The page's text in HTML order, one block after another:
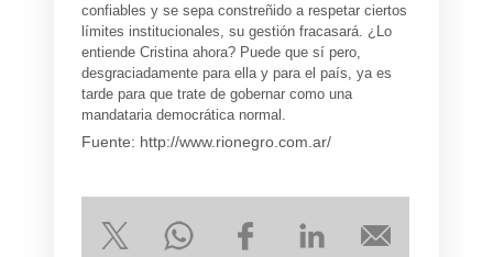
confiables y se sepa constreñido a respetar ciertos
límites institucionales, su gestión fracasará. ¿Lo
entiende Cristina ahora? Puede que sí pero,
desgraciadamente para ella y para el país, ya es
tarde para que trate de gobernar como una
mandataria democrática normal.
Fuente: http://www.rionegro.com.ar/